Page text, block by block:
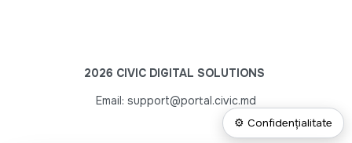
2026 CIVIC DIGITAL SOLUTIONS
Email: support@portal.civic.md
⚙ Confidențialitate